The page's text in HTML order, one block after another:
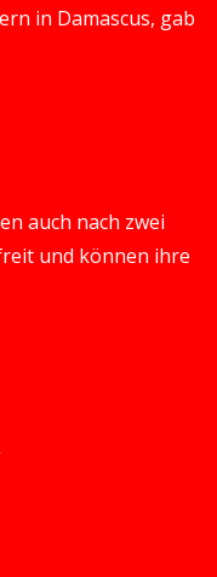
in Damascus, gab
auch nach zwei
und können ihre